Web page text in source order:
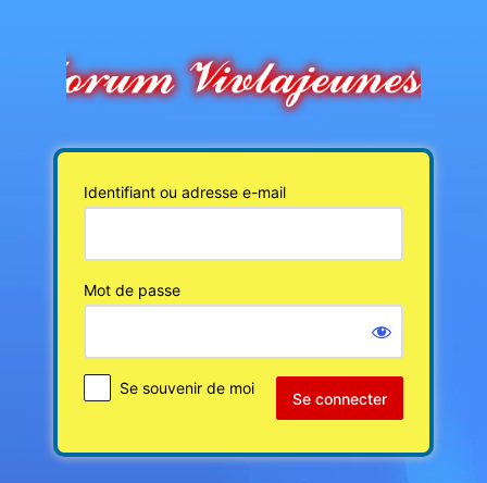
connecter
Identifiant ou adresse e-mail
Mot de passe
Se souvenir de moi